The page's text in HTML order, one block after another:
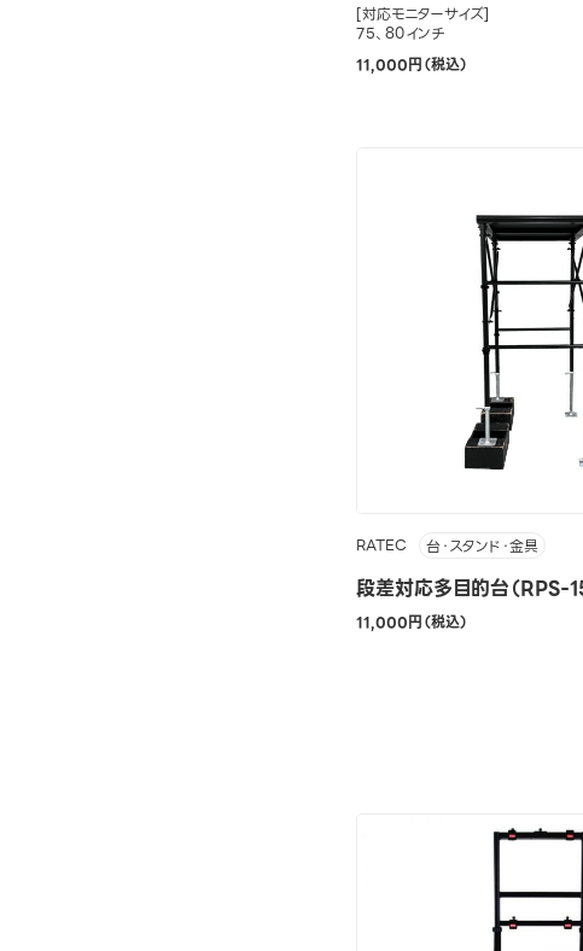
[対応モニターサイズ]
75、80インチ
11,000円（税込）
RATEC 台・スタンド・金具
段差対応多目的台（RPS-
11,000円（税込）